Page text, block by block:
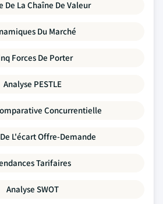
De La Chaîne De Valeur
Du Marché
Forces De Porter
Analyse PESTLE
Concurrentielle
L'écart Offre-Demande
Tarifaires
Analyse SWOT